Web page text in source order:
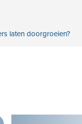
laten doorgroeien?